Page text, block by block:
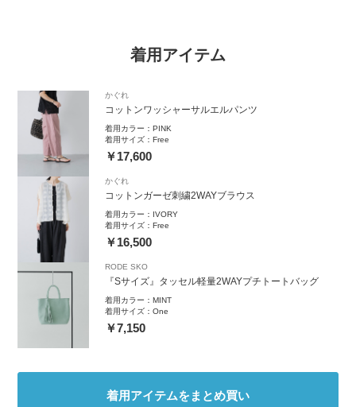
着用アイテム
かぐれ
コットンワッシャーサルエルパンツ
着用カラー：PINK
着用サイズ：Free
￥17,600
かぐれ
コットンガーゼ刺繍2WAYブラウス
着用カラー： IVORY
着用サイズ：Free
￥16,500
RODE SKO
『Sサイズ』タッセル軽量2WAYプチトートバッグ
着用カラー：MINT
着用サイズ：One
￥7,150
着用アイテムをまとめ買い